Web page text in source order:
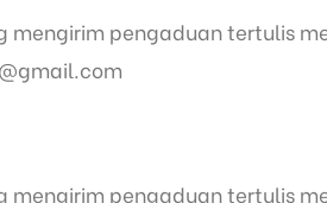
mengirim pengaduan tertulis
mengirim pengaduan tertulis